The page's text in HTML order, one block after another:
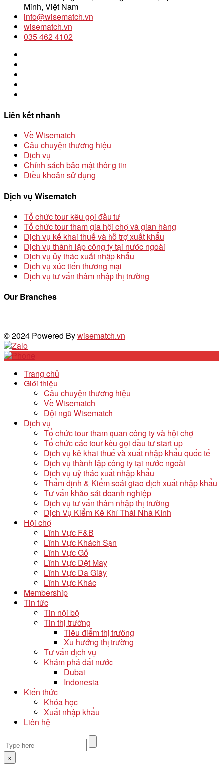
Minh, Việt Nam
info@wisematch.vn
wisematch.vn
035 462 4102
Liên kết nhanh
Về Wisematch
Câu chuyện thương hiệu
Dịch vụ
Chính sách bảo mật thông tin
Điều khoản sử dụng
Dịch vụ Wisematch
Tổ chức tour kêu gọi đầu tư
Tổ chức tour tham gia hội chợ và gian hàng
Dịch vụ kế khai thuế và hỗ trợ xuất khẩu
Dịch vụ thành lập công ty tại nước ngoài
Dịch vụ ủy thác xuất nhập khẩu
Dịch vụ xúc tiến thương mại
Dịch vụ tư vấn thâm nhập thị trường
Our Branches
© 2024 Powered Bywisematch.vn
Trang chủ
Giới thiệu
Câu chuyện thương hiệu
Về Wisematch
Đội ngũ Wisematch
Dịch vụ
Tổ chức tour tham quan công ty và hội chợ
Tổ chức các tour kêu gọi đầu tư start up
Dịch vụ kê khai thuế và xuất nhập khẩu quốc tế
Dịch vụ thành lập công ty tại nước ngoài
Dịch vụ uỷ thác xuất nhập khẩu
Thẩm định & Kiểm soát giao dịch xuất nhập khẩu
Tư vấn khảo sát doanh nghiệp
Dịch vụ tư vấn thâm nhập thị trường
Dịch Vụ Kiểm Kê Khí Thải Nhà Kính
Hội chợ
Lĩnh Vực F&B
Lĩnh Vực Khách Sạn
Lĩnh Vực Gỗ
Lĩnh Vực Dệt May
Lĩnh Vực Da Giày
Lĩnh Vực Khác
Membership
Tin tức
Tin nội bộ
Tin thị trường
Tiêu điểm thị trường
Xu hướng thị trường
Tư vấn dịch vụ
Khám phá đất nước
Dubai
Indonesia
Kiến thức
Khóa học
Xuất nhập khẩu
Liên hệ
×